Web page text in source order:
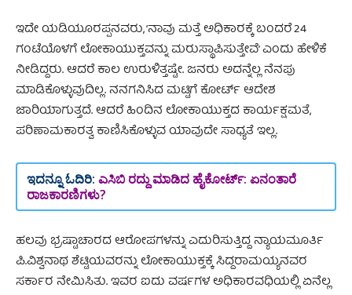
ಇದೇ ಯಡಿಯೂರಪ್ಪನವರು, ‘ನಾವು ಮತ್ತೆ ಅಧಿಕಾರಕ್ಕೆ ಬಂದರೆ 24
ಗಂಟೆಯೊಳಗೆ ಲೋಕಾಯುಕ್ತವನ್ನು ಮರುಸ್ಥಾಪಿಸುತ್ತೇವೆ’ ಎಂದು ಹೇಳಿಕೆ
ನೀಡಿದ್ದರು. ಆದರೆ ಕಾಲ ಉರುಳಿತ್ತಷ್ಟೇ. ಜನರು ಅದನ್ನೆಲ್ಲ ನೆನಪು
ಮಾಡಿಕೊಳ್ಳುವುದಿಲ್ಲ. ನನಗನಿಸಿದ ಮಟ್ಟಿಗೆ ಕೋರ್ಟ್ ಆದೇಶ
ಜಾರಿಯಾಗುತ್ತದೆ. ಆದರೆ ಹಿಂದಿನ ಲೋಕಾಯುಕ್ತದ ಕಾರ್ಯಕ್ಷಮತೆ,
ಪರಿಣಾಮಕಾರತ್ವ ಕಾಣಿಸಿಕೊಳ್ಳುವ ಯಾವುದೇ ಸಾಧ್ಯತೆ ಇಲ್ಲ.
ಇದನ್ನೂ ಓದಿರಿ: ಎಸಿಬಿ ರದ್ದು ಮಾಡಿದ ಹೈಕೋರ್ಟ್: ಏನಂತಾರೆ
ರಾಜಕಾರಣಿಗಳು?
ಹಲವು ಭ್ರಷ್ಟಾಚಾರದ ಆರೋಪಗಳನ್ನು ಎದುರಿಸುತ್ತಿದ್ದ ನ್ಯಾಯಮೂರ್ತಿ
ಪಿ.ವಿಶ್ವನಾಥ ಶೆಟ್ಟಿಯವರನ್ನು ಲೋಕಾಯುಕ್ತಕ್ಕೆ ಸಿದ್ದರಾಮಯ್ಯನವರ
ಸರ್ಕಾರ ನೇಮಿಸಿತು. ಇವರ ಐದು ವರ್ಷಗಳ ಅಧಿಕಾರವಧಿಯಲ್ಲಿ ಏನೆಲ್ಲ